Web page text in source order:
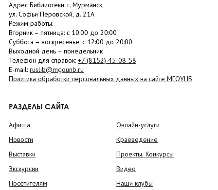
Адрес Библиотеки: г. Мурманск,
ул. Софьи Перовской, д. 21А
Режим работы:
Вторник – пятница: с 10:00 до 20:00
Суббота – воскресенье: c 12:00 до 20:00
Выходной день – понедельник
Телефон для справок: +7 (8152) 45-08-58
E-mail: ruslib@mgounb.ru
Политика обработки персональных данных на сайте МГОУНБ
РАЗДЕЛЫ САЙТА
Афиша
Новости
Выставки
Экскурсии
Посетителям
Онлайн-услуги
Краеведение
Проекты. Конкурсы
Видео
Наши клубы